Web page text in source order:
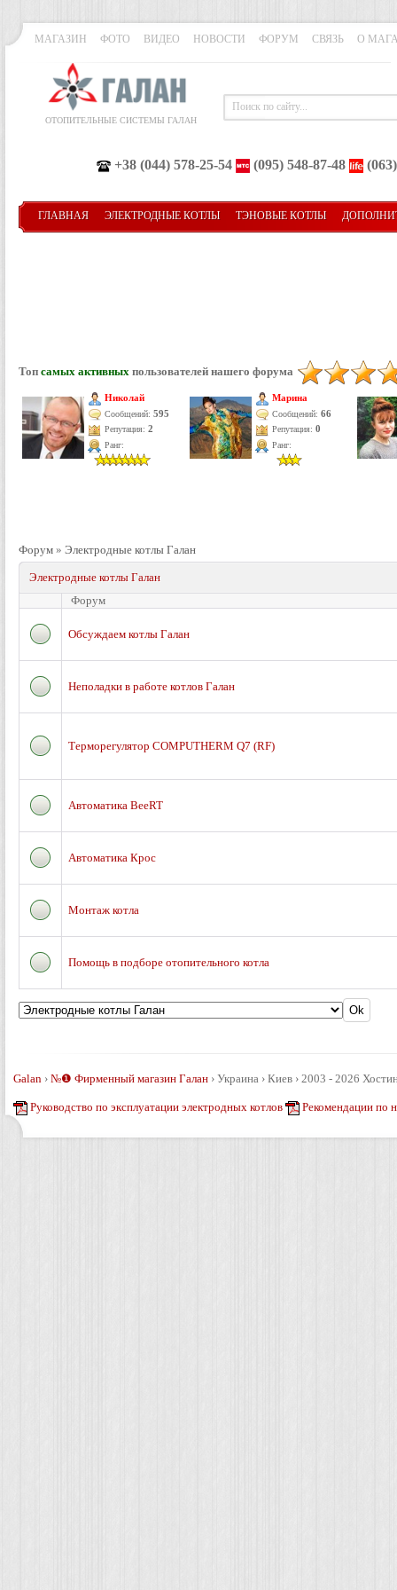
МАГАЗИН ФОТО ВИДЕО НОВОСТИ ФОРУМ СВЯЗЬ О
ОТОПИТЕЛЬНЫЕ СИСТЕМЫ ГАЛАН
+38 (044) 578-25-54 (095) 548-87-48
ГЛАВНАЯ ЭЛЕКТРОДНЫЕ КОТЛЫ ТЭНОВЫЕ КОТЛЫ
Топ самых активных пользователей нашего форума
Николай
Сообщений: 595
Репутация: 2
Ранг:
Марина
Сообщений: 66
Репутация: 0
Ранг:
Форум » Электродные котлы Галан
Электродные котлы Галан
Форум
Обсуждаем котлы Галан
Неполадки в работе котлов Галан
Терморегулятор COMPUTHERM Q7 (RF)
Автоматика BeeRT
Автоматика Крос
Монтаж котла
Помощь в подборе отопительного котла
Galan › №❶ Фирменный магазин Галан › Украина › Киев › 2003 - 2026
Руководство по эксплуатации электродных котлов Рекомендации по